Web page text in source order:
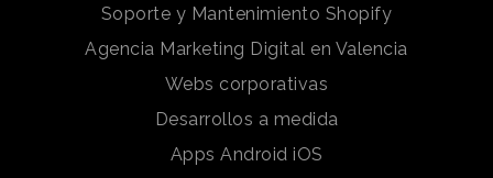
Soporte y Mantenimiento Shopify
Agencia Marketing Digital en Valencia
Webs corporativas
Desarrollos a medida
Apps Android iOS